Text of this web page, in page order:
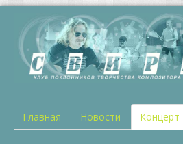
Главная Новости Концерт